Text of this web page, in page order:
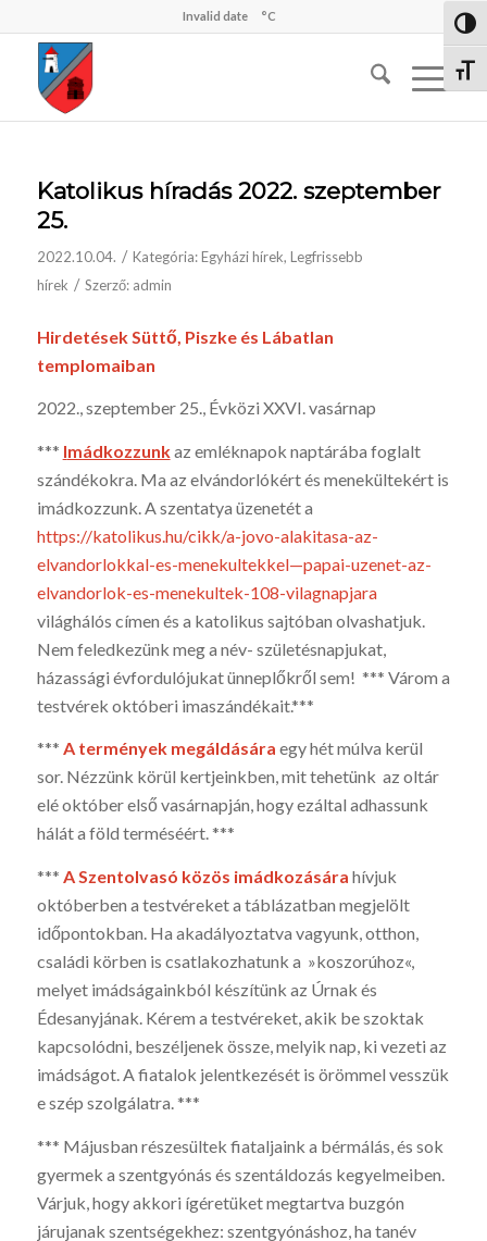
Invalid date °C
Katolikus híradás 2022. szeptember
25.
2022.10.04. / Kategória:Egyházi hírek, Legfrissebb
hírek / Szerző: admin
Hirdetések Süttő, Piszke és Lábatlan
templomaiban
2022., szeptember 25., Évközi XXVI. vasárnap
*** Imádkozzunkaz emléknapok naptárába foglalt
szándékokra. Ma az elvándorlókért és menekültekért is
imádkozzunk. A szentatya üzenetét a
https://katolikus.hu/cikk/a-jovo-alakitasa-az-
elvandorlokkal-es-menekultekkel—papai-uzenet-az-
elvandorlok-es-menekultek-108-vilagnapjara
világhálós címen és a katolikus sajtóban olvashatjuk.
Nem feledkezünk meg a név- születésnapjukat,
házassági évfordulójukat ünneplőkről sem! *** Várom a
testvérek októberi imaszándékait.***
*** A termények megáldására egy hét múlva kerül
sor. Nézzünk körül kertjeinkben, mit tehetünk az oltár
elé október első vasárnapján, hogy ezáltal adhassunk
hálát a föld terméséért. ***
*** A Szentolvasó közös imádkozására hívjuk
októberben a testvéreket a táblázatban megjelölt
időpontokban. Ha akadályoztatva vagyunk, otthon,
családi körben is csatlakozhatunk a »koszorúhoz«,
melyet imádságainkból készítünk az Úrnak és
Édesanyjának. Kérem a testvéreket, akik be szoktak
kapcsolódni, beszéljenek össze, melyik nap, ki vezeti az
imádságot. A fiatalok jelentkezését is örömmel vesszük
e szép szolgálatra. ***
*** Májusban részesültek fiataljaink a bérmálás, és sok
gyermek a szentgyónás és szentáldozás kegyelmeiben.
Várjuk, hogy akkori ígéretüket megtartva buzgón
járujanak szentségekhez: szentgyónáshoz, ha tanév